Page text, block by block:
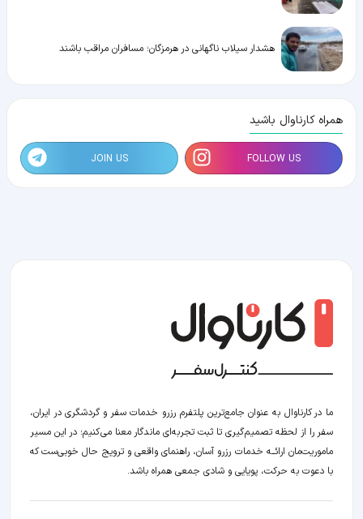
هشدار سیلاب ناگهانی در هرمزگان؛ مسافران مراقب باشند
همراه کارناوال باشید
FOLLOW US
JOIN US
ما در کارناوال به عنوان جامع‌ترین پلتفرم رزرو خدمات سفر و گردشگری در ایران،
سفر را از لحظه‌ تصمیم‌گیری تا ثبت تجربه‌ای ماندگار معنا می‌کنیم؛ در این مسیر‍
ماموریت‌مان اراﺋــﻪ خدمات رزرو آسان، راهنمای واقعی و ترویج حال خوبی‌ست که
با دعوت به حرکت، پویایی و شادی جمعی همراه باشد.